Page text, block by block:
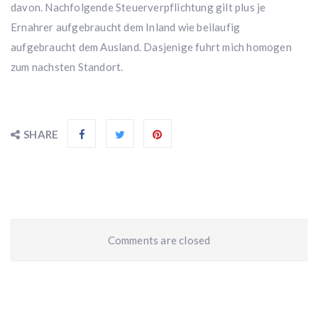
davon. Nachfolgende Steuerverpflichtung gilt plus je
Ernahrer aufgebraucht dem Inland wie beilaufig
aufgebraucht dem Ausland. Dasjenige fuhrt mich homogen
zum nachsten Standort.
SHARE
Comments are closed